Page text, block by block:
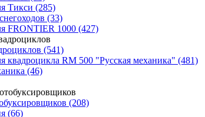
Тикси (285)
(33)
FRONTIER 1000 (427)
(541)
квадроцикла RM 500 "Русская механика" (481)
(46)
(208)
(66)